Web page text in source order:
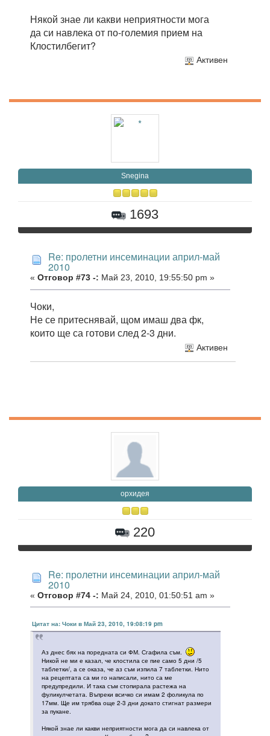
Някой знае ли какви неприятности мога
да си навлека от по-големия прием на
Клостилбегит?
Активен
Snegina
1693
Re: пролетни инсеминации април-май
2010
« Отговор #73 -: Май 23, 2010, 19:55:50 pm »
Чоки,
Не се притеснявай, щом имаш два фк,
които ще са готови след 2-3 дни.
Активен
орхидея
220
Re: пролетни инсеминации април-май
2010
« Отговор #74 -: Май 24, 2010, 01:50:51 am »
Цитат на: Чоки в Май 23, 2010, 19:08:19 pm
Аз днес бях на поредната си ФМ. Сгафила съм.
Никой не ми е казал, че клостила се пие само 5 дни /5
таблетки/, а се оказа, че аз съм изпила 7 таблетки. Нито
на рецептата са ми го написали, нито са ме
предупредили. И така съм стопирала растежа на
фуликулчетата. Въпреки всичко си имам 2 фоликула по
17мм. Ще им трябва още 2-3 дни докато стигнат размери
за пукане.
Някой знае ли какви неприятности мога да си навлека от